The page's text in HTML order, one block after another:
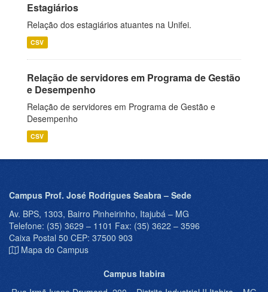
Estagiários
Relação dos estagiários atuantes na Unifei.
CSV
Relação de servidores em Programa de Gestão
e Desempenho
Relação de servidores em Programa de Gestão e
Desempenho
CSV
Campus Prof. José Rodrigues Seabra – Sede
Av. BPS, 1303, Bairro Pinheirinho, Itajubá – MG
Telefone: (35) 3629 – 1101 Fax: (35) 3622 – 3596
Caixa Postal 50 CEP: 37500 903
Mapa do Campus
Campus Itabira